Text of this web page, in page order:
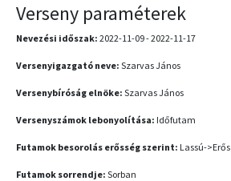
Verseny paraméterek
Nevezési időszak: 2022-11-09 - 2022-11-17
Versenyigazgató neve: Szarvas János
Versenybíróság elnöke: Szarvas János
Versenyszámok lebonyolítása: Időfutam
Futamok besorolás erősség szerint: Lassú->Erős
Futamok sorrendje: Sorban